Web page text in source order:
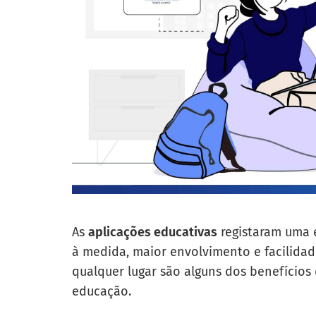
As aplicações educativas registaram
à medida, maior envolvimento e
qualquer lugar são alguns dos
educação.